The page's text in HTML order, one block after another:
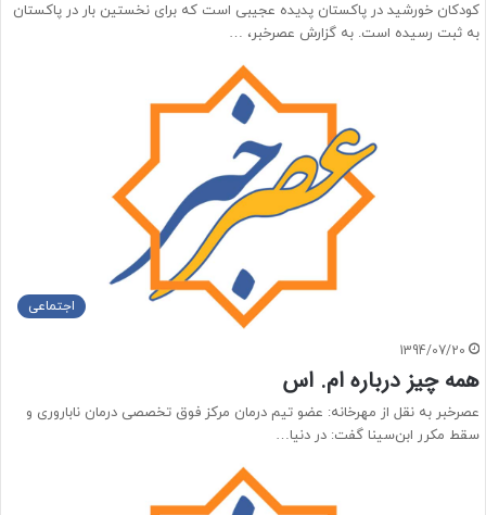
کودکان خورشید در پاکستان پدیده عجیبی است که برای نخستین بار در پاکستان
به ثبت رسیده است. به گزارش عصرخبر، …
اجتماعی
1394/07/20
همه چیز درباره ام. اس
عصرخبر به نقل از مهرخانه: عضو تیم درمان مرکز فوق تخصصی درمان ناباروری و
سقط مکرر ابن‌سینا گفت: در دنیا…